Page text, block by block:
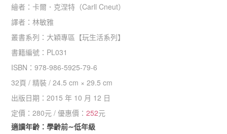
繪者：卡爾．克涅特（Carll Cneut）
譯者：林敏雅
叢書系列： 大穎專區 【玩生活系列】
書籍編號： PL031
ISBN：978-986-5925-79-6
32頁 /精裝 /24.5 cm × 29.5 cm
出版日期：2015 年 10 月 12 日
定價：280元 / 優惠價：252元
適讀年齡：學齡前∼低年級